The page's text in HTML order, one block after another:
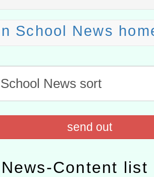
告(無人報名，續辦
動共學行動站研習
理115年度閱讀磐
素養講師名單
陸委員會函釋公務
申請許可一案
濟部水利署委託財
School News
send out
Content list